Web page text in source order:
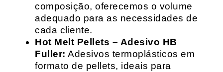
composição, oferecemos o volume
adequado para as necessidades de
cada cliente.
Hot Melt Pellets – Adesivo HB
Fuller: Adesivos termoplásticos em
formato de pellets, ideais para